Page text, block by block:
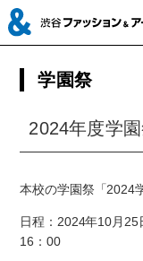
学園祭
2024年度学
本校の学園祭「2024
日程：2024年10月25
16：00